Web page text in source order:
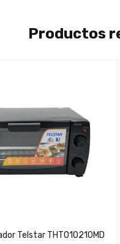
Productos
Telstar THT010210MD